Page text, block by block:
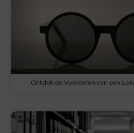
Ontdek de Voordelen van een